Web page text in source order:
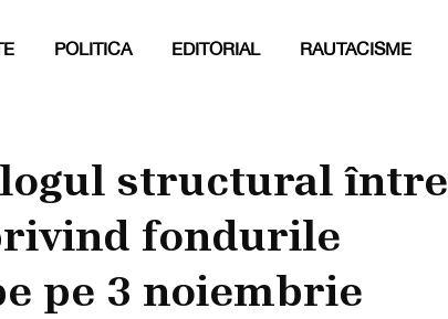
POLITICA EDITORIAL RAUTACISME
structural între
fondurile
pe 3 noiembrie